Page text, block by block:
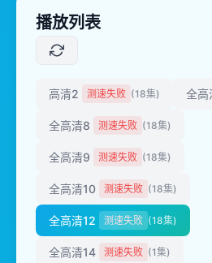
播放列表
高清2 测速失败 (18集) 全高
全高清8 测速失败 (18集)
全高清9 测速失败 (18集)
全高清10 测速失败 (18集)
全高清12 测速失败 (18集)
全高清14 测速失败 (1集)